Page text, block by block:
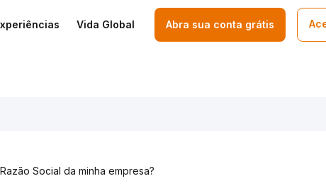
Vida Global Abra sua conta grátis
Social da minha empresa?